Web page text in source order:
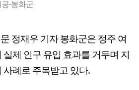
-봉화군
정재우 기자 봉화군은 정주 여
제 인구 유입 효과를 거두며 지
사례로 주목받고 있다.